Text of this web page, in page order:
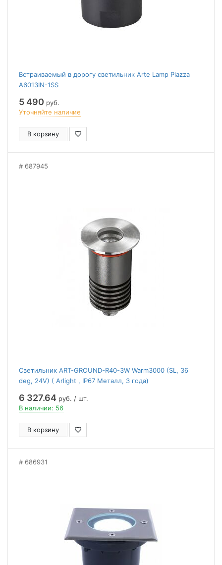
Встраиваемый в дорогу светильник Arte Lamp Piazza
A6013IN-1SS
5 490 руб.
Уточняйте наличие
В корзину
687945
Светильник ART-GROUND-R40-3W Warm3000 (SL, 36
deg, 24V) ( Arlight , IP67 Металл, 3 года)
6 327.64 руб. / шт.
В наличии: 56
В корзину
686931